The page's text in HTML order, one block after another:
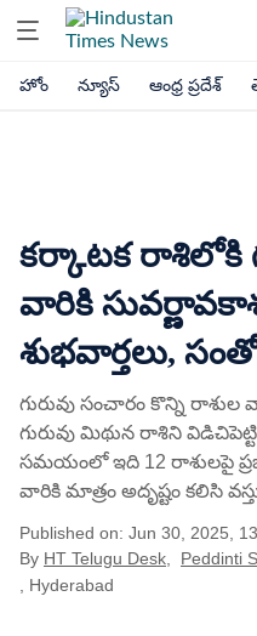
హోం న్యూస్ ఆంధ్ర ప్రదేశ్
కర్కాటక రాశిలోకి
వారికి
శుభవార్తలు,
గురువు సంచారం కొన్ని రాశుల
గురువు మిథున రాశిని
సమయంలో ఇది 12 రాశులపై
వారికి మాత్రం అదృష్టం కలిసి
Published on: Jun 30, 2025,
By HT Telugu Desk
Peddinti
, Hyderabad